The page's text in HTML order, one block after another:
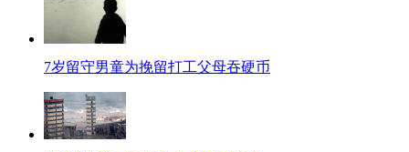
7岁留守男童为挽留打工父母吞硬币